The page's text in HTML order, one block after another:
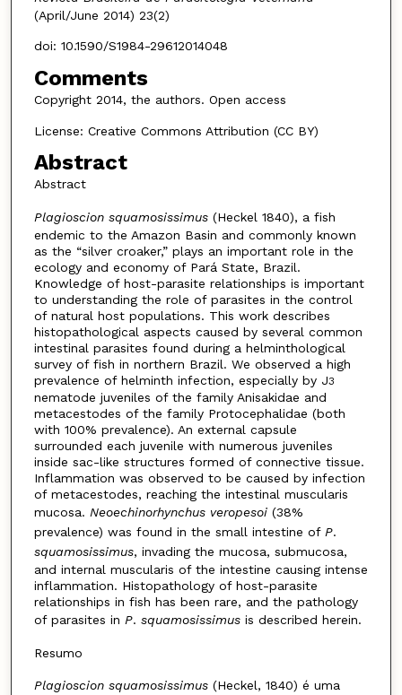
(April/June 2014) 23(2)
doi: 10.1590/S1984-29612014048
Comments
Copyright 2014, the authors. Open access
License: Creative Commons Attribution (CC BY)
Abstract
Abstract
Plagioscion squamosissimus(Heckel 1840), a fish
endemic to the Amazon Basin and commonly known
as the “silver croaker,” plays an important role in the
ecology and economy of Pará State, Brazil.
Knowledge of host-parasite relationships is important
to understanding the role of parasites in the control
of natural host populations. This work describes
histopathological aspects caused by several common
intestinal parasites found during a helminthological
survey of fish in northern Brazil. We observed a high
prevalence of helminth infection, especially by J3
nematode juveniles of the family Anisakidae and
metacestodes of the family Protocephalidae (both
with 100% prevalence). An external capsule
surrounded each juvenile with numerous juveniles
inside sac-like structures formed of connective tissue.
Inflammation was observed to be caused by infection
of metacestodes, reaching the intestinal muscularis
mucosa. Neoechinorhynchus veropesoi(38%
prevalence) was found in the small intestine of P.
squamosissimus, invading the mucosa, submucosa,
and internal muscularis of the intestine causing intense
inflammation. Histopathology of host-parasite
relationships in fish has been rare, and the pathology
of parasites in P. squamosissimusis described herein.
Resumo
Plagioscion squamosissimus(Heckel, 1840) é uma